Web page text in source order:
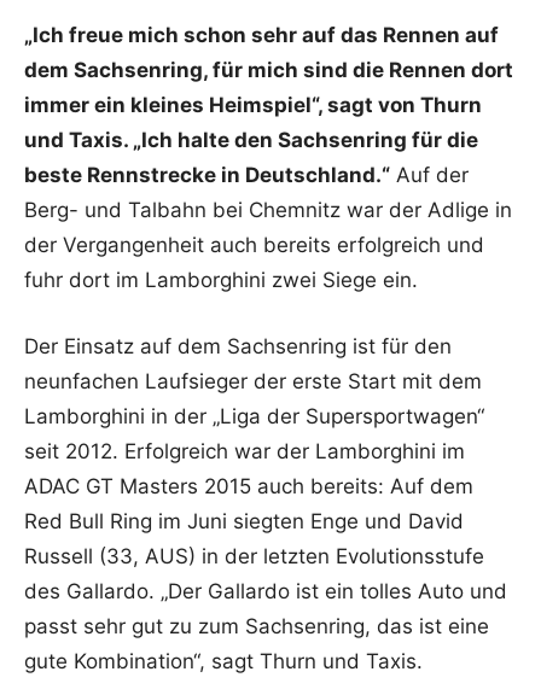
„Ich freue mich schon sehr auf das Rennen auf
dem Sachsenring, für mich sind die Rennen dort
immer ein kleines Heimspiel“, sagt von Thurn
und Taxis. „Ich halte den Sachsenring für die
beste Rennstrecke in Deutschland.“ Auf der
Berg- und Talbahn bei Chemnitz war der Adlige in
der Vergangenheit auch bereits erfolgreich und
fuhr dort im Lamborghini zwei Siege ein.
Der Einsatz auf dem Sachsenring ist für den
neunfachen Laufsieger der erste Start mit dem
Lamborghini in der „Liga der Supersportwagen“
seit 2012. Erfolgreich war der Lamborghini im
ADAC GT Masters 2015 auch bereits: Auf dem
Red Bull Ring im Juni siegten Enge und David
Russell (33, AUS) in der letzten Evolutionsstufe
des Gallardo. „Der Gallardo ist ein tolles Auto und
passt sehr gut zu zum Sachsenring, das ist eine
gute Kombination“, sagt Thurn und Taxis.